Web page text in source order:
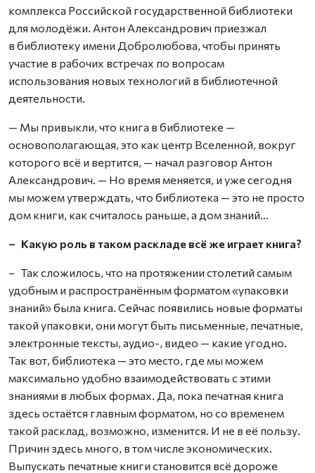
комплекса Российской государственной библиотеки
для молодёжи. Антон Александрович приезжал
в библиотеку имени Добролюбова, чтобы принять
участие в рабочих встречах по вопросам
использования новых технологий в библиотечной
деятельности.
— Мы привыкли, что книга в библиотеке —
основополагающая, это как центр Вселенной, вокруг
которого всё и вертится, — начал разговор Антон
Александрович. — Но время меняется, и уже сегодня
мы можем утверждать, что библиотека — это не просто
дом книги, как считалось раньше, а дом знаний…
– Какую роль в таком раскладе всё же играет книга?
– Так сложилось, что на протяжении столетий самым
удобным и распространённым форматом «упаковки
знаний» была книга. Сейчас появились новые форматы
такой упаковки, они могут быть письменные, печатные,
электронные тексты, аудио-, видео — какие угодно.
Так вот, библиотека — это место, где мы можем
максимально удобно взаимодействовать с этими
знаниями в любых формах. Да, пока печатная книга
здесь остаётся главным форматом, но со временем
такой расклад, возможно, изменится. И не в её пользу.
Причин здесь много, в том числе экономических.
Выпускать печатные книги становится всё дороже